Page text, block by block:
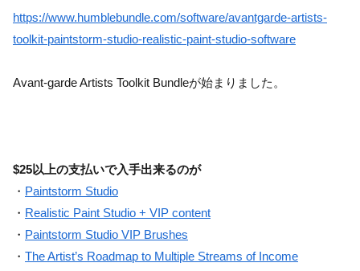
https://www.humblebundle.com/software/avantgarde-artists-
toolkit-paintstorm-studio-realistic-paint-studio-software
Avant-garde Artists Toolkit Bundleが始まりました。
$25以上の支払いで入手出来るのが
・ Paintstorm Studio
・ Realistic Paint Studio + VIP content
・ Paintstorm Studio VIP Brushes
・ The Artist’s Roadmap to Multiple Streams of Income